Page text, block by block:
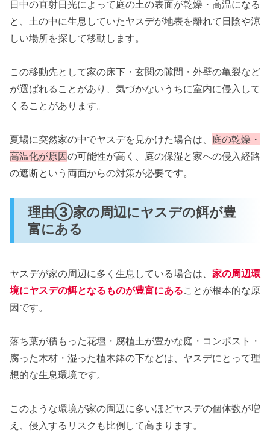
日中の直射日光によって庭の土の表面が乾燥・高温になる
と、土の中に生息していたヤスデが地表を離れて日陰や涼
しい場所を探して移動します。
この移動先として家の床下・玄関の隙間・外壁の亀裂など
が選ばれることがあり、気づかないうちに室内に侵入して
くることがあります。
夏場に突然家の中でヤスデを見かけた場合は、 庭の乾燥・
高温化が原因の可能性が高く、庭の保湿と家への侵入経路
の遮断という両面からの対策が必要です。
理由③家の周辺にヤスデの餌が豊
富にある
ヤスデが家の周辺に多く生息している場合は、 家の周辺環
境にヤスデの餌となるものが豊富にあることが根本的な原
因です。
落ち葉が積もった花壇・腐植土が豊かな庭・コンポスト・
腐った木材・湿った植木鉢の下などは、ヤスデにとって理
想的な生息環境です。
このような環境が家の周辺に多いほどヤスデの個体数が増
え、侵入するリスクも比例して高まります。